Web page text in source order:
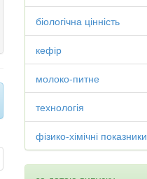
біологічна цінність
кефір
молоко-питне
технологія
фізико-хімічні показники